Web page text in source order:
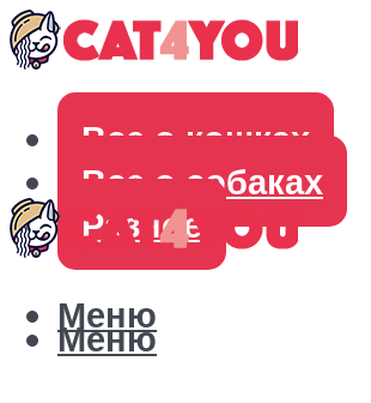
Все о кошках
Все о собаках
Разное
Меню
Меню